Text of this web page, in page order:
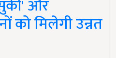
और
को मिलेगी उन्नत